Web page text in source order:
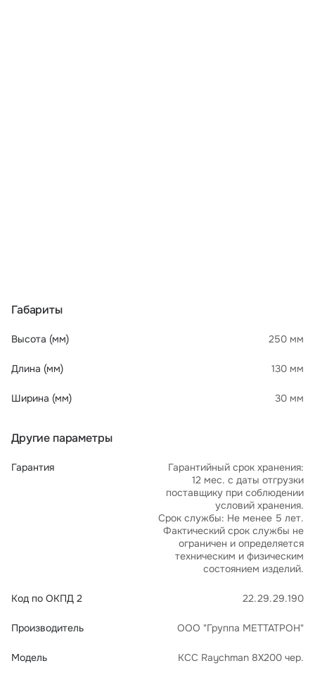
Габариты
Высота (мм) 250 мм
Длина (мм) 130 мм
Ширина (мм) 30 мм
Другие параметры
Гарантия
Гарантийный срок хранения:
12 мес. с даты отгрузки
поставщику при соблюдении
условий хранения.
Срок службы: Не менее 5 лет.
Фактический срок службы не
ограничен и определяется
техническим и физическим
состоянием изделий.
Код по ОКПД 2 22.29.29.190
Производитель ООО "Группа МЕТТАТРОН"
Модель КСС Raychman 8Х200 чер.